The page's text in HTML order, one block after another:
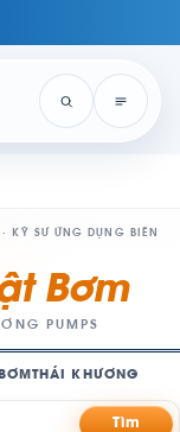
KỸ SƯ ỨNG DỤNG BIÊN
Bơm
PUMPS
THÁI KHƯƠNG
Tìm